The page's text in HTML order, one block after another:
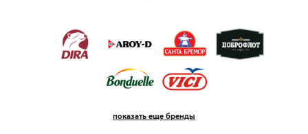
показать еще бренды